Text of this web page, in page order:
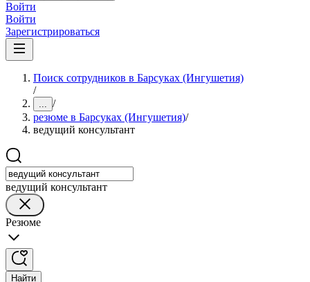
Войти
Войти
Зарегистрироваться
Поиск сотрудников в Барсуках (Ингушетия)
/
... /
резюме в Барсуках (Ингушетия)/
ведущий консультант
ведущий консультант
Резюме
Найти